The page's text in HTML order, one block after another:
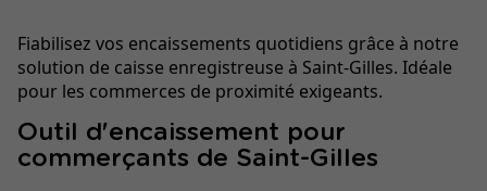
Fiabilisez vos encaissements quotidiens grâce à notre
solution de caisse enregistreuse à Saint-Gilles. Idéale
pour les commerces de proximité exigeants.
Outil d'encaissement pour
commerçants de Saint-Gilles